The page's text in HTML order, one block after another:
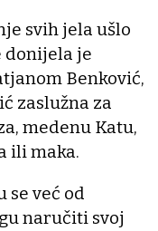
svih jela ušlo
donijela je
Benković,
zaslužna za
medenu Katu,
ili maka.
već od
naručiti svoj